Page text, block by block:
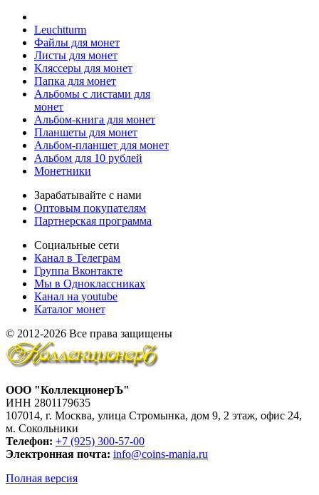
Leuchtturm
Файлы для монет
Листы для монет
Кляссеры для монет
Папка для монет
Альбомы с листами для
монет
Альбом-книга для монет
Планшеты для монет
Альбом-планшет для монет
Альбом для 10 рублей
Монетники
Зарабатывайте с нами
Оптовым покупателям
Партнерская программа
Социальные сети
Канал в Телеграм
Группа Вконтакте
Мы в Одноклассниках
Канал на youtube
Каталог монет
© 2012-2026 Все права защищены
ООО "КоллекционерЪ"
ИНН 2801179635
107014, г. Москва, улица Стромынка, дом 9, 2 этаж, офис 24,
м. Сокольники
Телефон: +7 (925) 300-57-00
Электронная почта: info@coins-mania.ru
Полная версия